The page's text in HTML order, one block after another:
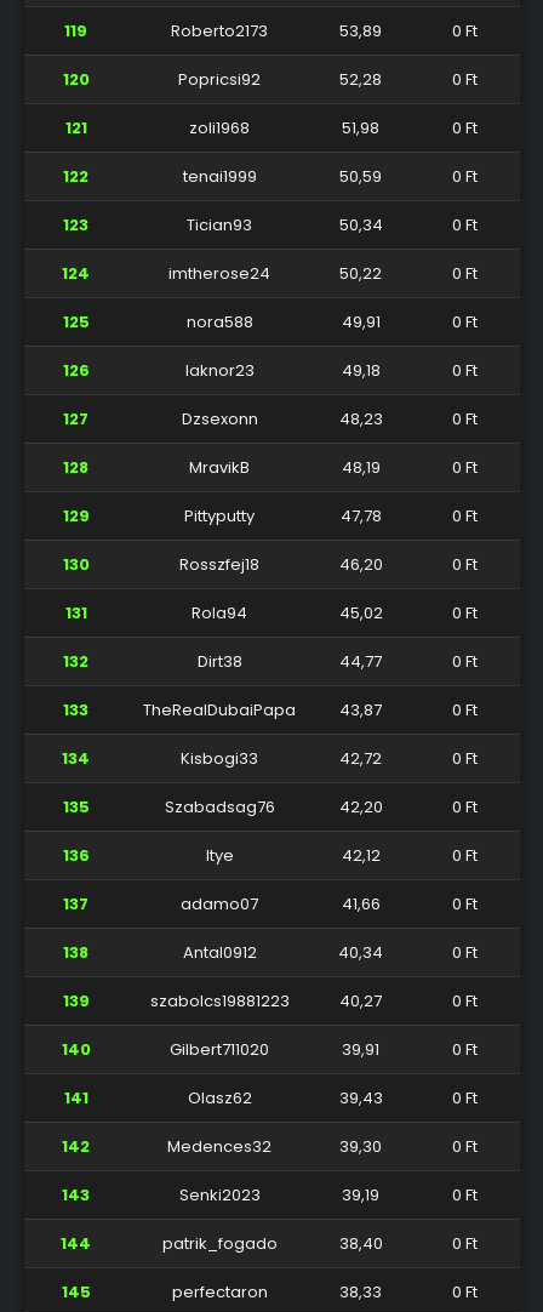
119 Roberto2173 53,89 0 Ft
120 Popricsi92 52,28 0 Ft
121 zoli1968 51,98 0 Ft
122 tenai1999 50,59 0 Ft
123 Tician93 50,34 0 Ft
124 imtherose24 50,22 0 Ft
125 nora588 49,91 0 Ft
126 laknor23 49,18 0 Ft
127 Dzsexonn 48,23 0 Ft
128 MravikB 48,19 0 Ft
129 Pittyputty 47,78 0 Ft
130 Rosszfej18 46,20 0 Ft
131 Rola94 45,02 0 Ft
132 Dirt38 44,77 0 Ft
133 TheRealDubaiPapa 43,87 0 Ft
134 Kisbogi33 42,72 0 Ft
135 Szabadsag76 42,20 0 Ft
136 Itye 42,12 0 Ft
137 adamo07 41,66 0 Ft
138 Antal0912 40,34 0 Ft
139 szabolcs19881223 40,27 0 Ft
140 Gilbert711020 39,91 0 Ft
141 Olasz62 39,43 0 Ft
142 Medences32 39,30 0 Ft
143 Senki2023 39,19 0 Ft
144 patrik_fogado 38,40 0 Ft
145 perfectaron 38,33 0 Ft